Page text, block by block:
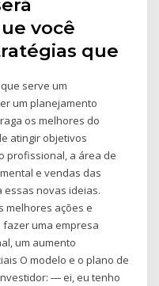
você
que
serve um
um planejamento
os melhores do
atingir objetivos
profissional, a área de
e vendas das
essas novas ideias.
melhores ações e
fazer uma empresa
um aumento
O modelo e o plano de
― ei, eu tenho